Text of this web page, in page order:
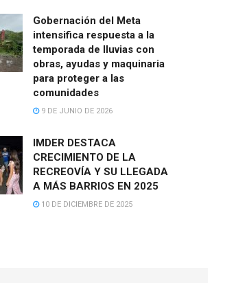
Gobernación del Meta
intensifica respuesta a la
temporada de lluvias con
obras, ayudas y maquinaria
para proteger a las
comunidades
9 DE JUNIO DE 2026
IMDER DESTACA
CRECIMIENTO DE LA
RECREOVÍA Y SU LLEGADA
A MÁS BARRIOS EN 2025
10 DE DICIEMBRE DE 2025